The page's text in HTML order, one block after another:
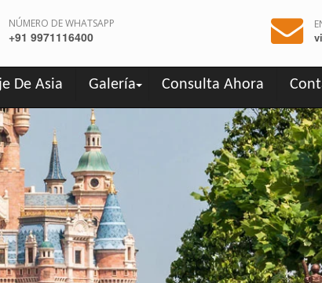
NÚMERO DE WHATSAPP
+91 9971116400
De Asia Galería Consulta Ahora